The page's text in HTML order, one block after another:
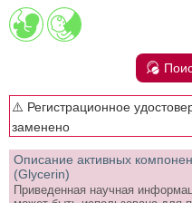
⚠️ Регистрационное
заменено
Описание активных
(Glycerin)
Приведенная научная